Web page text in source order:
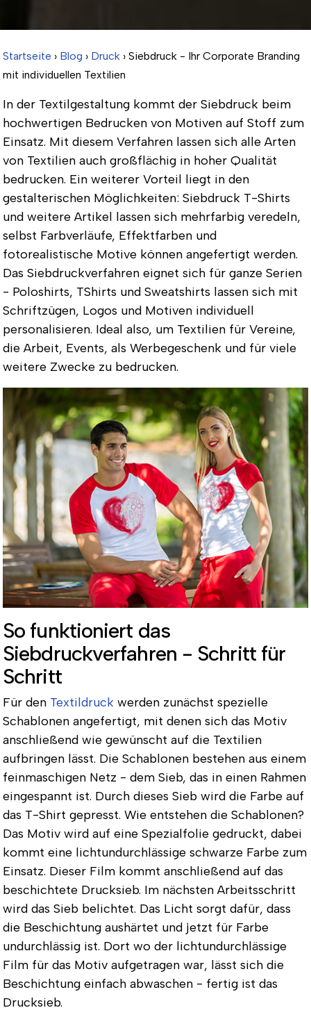
Startseite › Blog › Druck › Siebdruck - Ihr Corporate Branding
mit individuellen Textilien
In der Textilgestaltung kommt der Siebdruck beim
hochwertigen Bedrucken von Motiven auf Stoff zum
Einsatz. Mit diesem Verfahren lassen sich alle Arten
von Textilien auch großflächig in hoher Qualität
bedrucken. Ein weiterer Vorteil liegt in den
gestalterischen Möglichkeiten: Siebdruck T-Shirts
und weitere Artikel lassen sich mehrfarbig veredeln,
selbst Farbverläufe, Effektfarben und
fotorealistische Motive können angefertigt werden.
Das Siebdruckverfahren eignet sich für ganze Serien
- Poloshirts, TShirts und Sweatshirts lassen sich mit
Schriftzügen, Logos und Motiven individuell
personalisieren. Ideal also, um Textilien für Vereine,
die Arbeit, Events, als Werbegeschenk und für viele
weitere Zwecke zu bedrucken.
So funktioniert das
Siebdruckverfahren - Schritt für
Schritt
Für den Textildruck werden zunächst spezielle
Schablonen angefertigt, mit denen sich das Motiv
anschließend wie gewünscht auf die Textilien
aufbringen lässt. Die Schablonen bestehen aus einem
feinmaschigen Netz - dem Sieb, das in einen Rahmen
eingespannt ist. Durch dieses Sieb wird die Farbe auf
das T-Shirt gepresst. Wie entstehen die Schablonen?
Das Motiv wird auf eine Spezialfolie gedruckt, dabei
kommt eine lichtundurchlässige schwarze Farbe zum
Einsatz. Dieser Film kommt anschließend auf das
beschichtete Drucksieb. Im nächsten Arbeitsschritt
wird das Sieb belichtet. Das Licht sorgt dafür, dass
die Beschichtung aushärtet und jetzt für Farbe
undurchlässig ist. Dort wo der lichtundurchlässige
Film für das Motiv aufgetragen war, lässt sich die
Beschichtung einfach abwaschen - fertig ist das
Drucksieb.